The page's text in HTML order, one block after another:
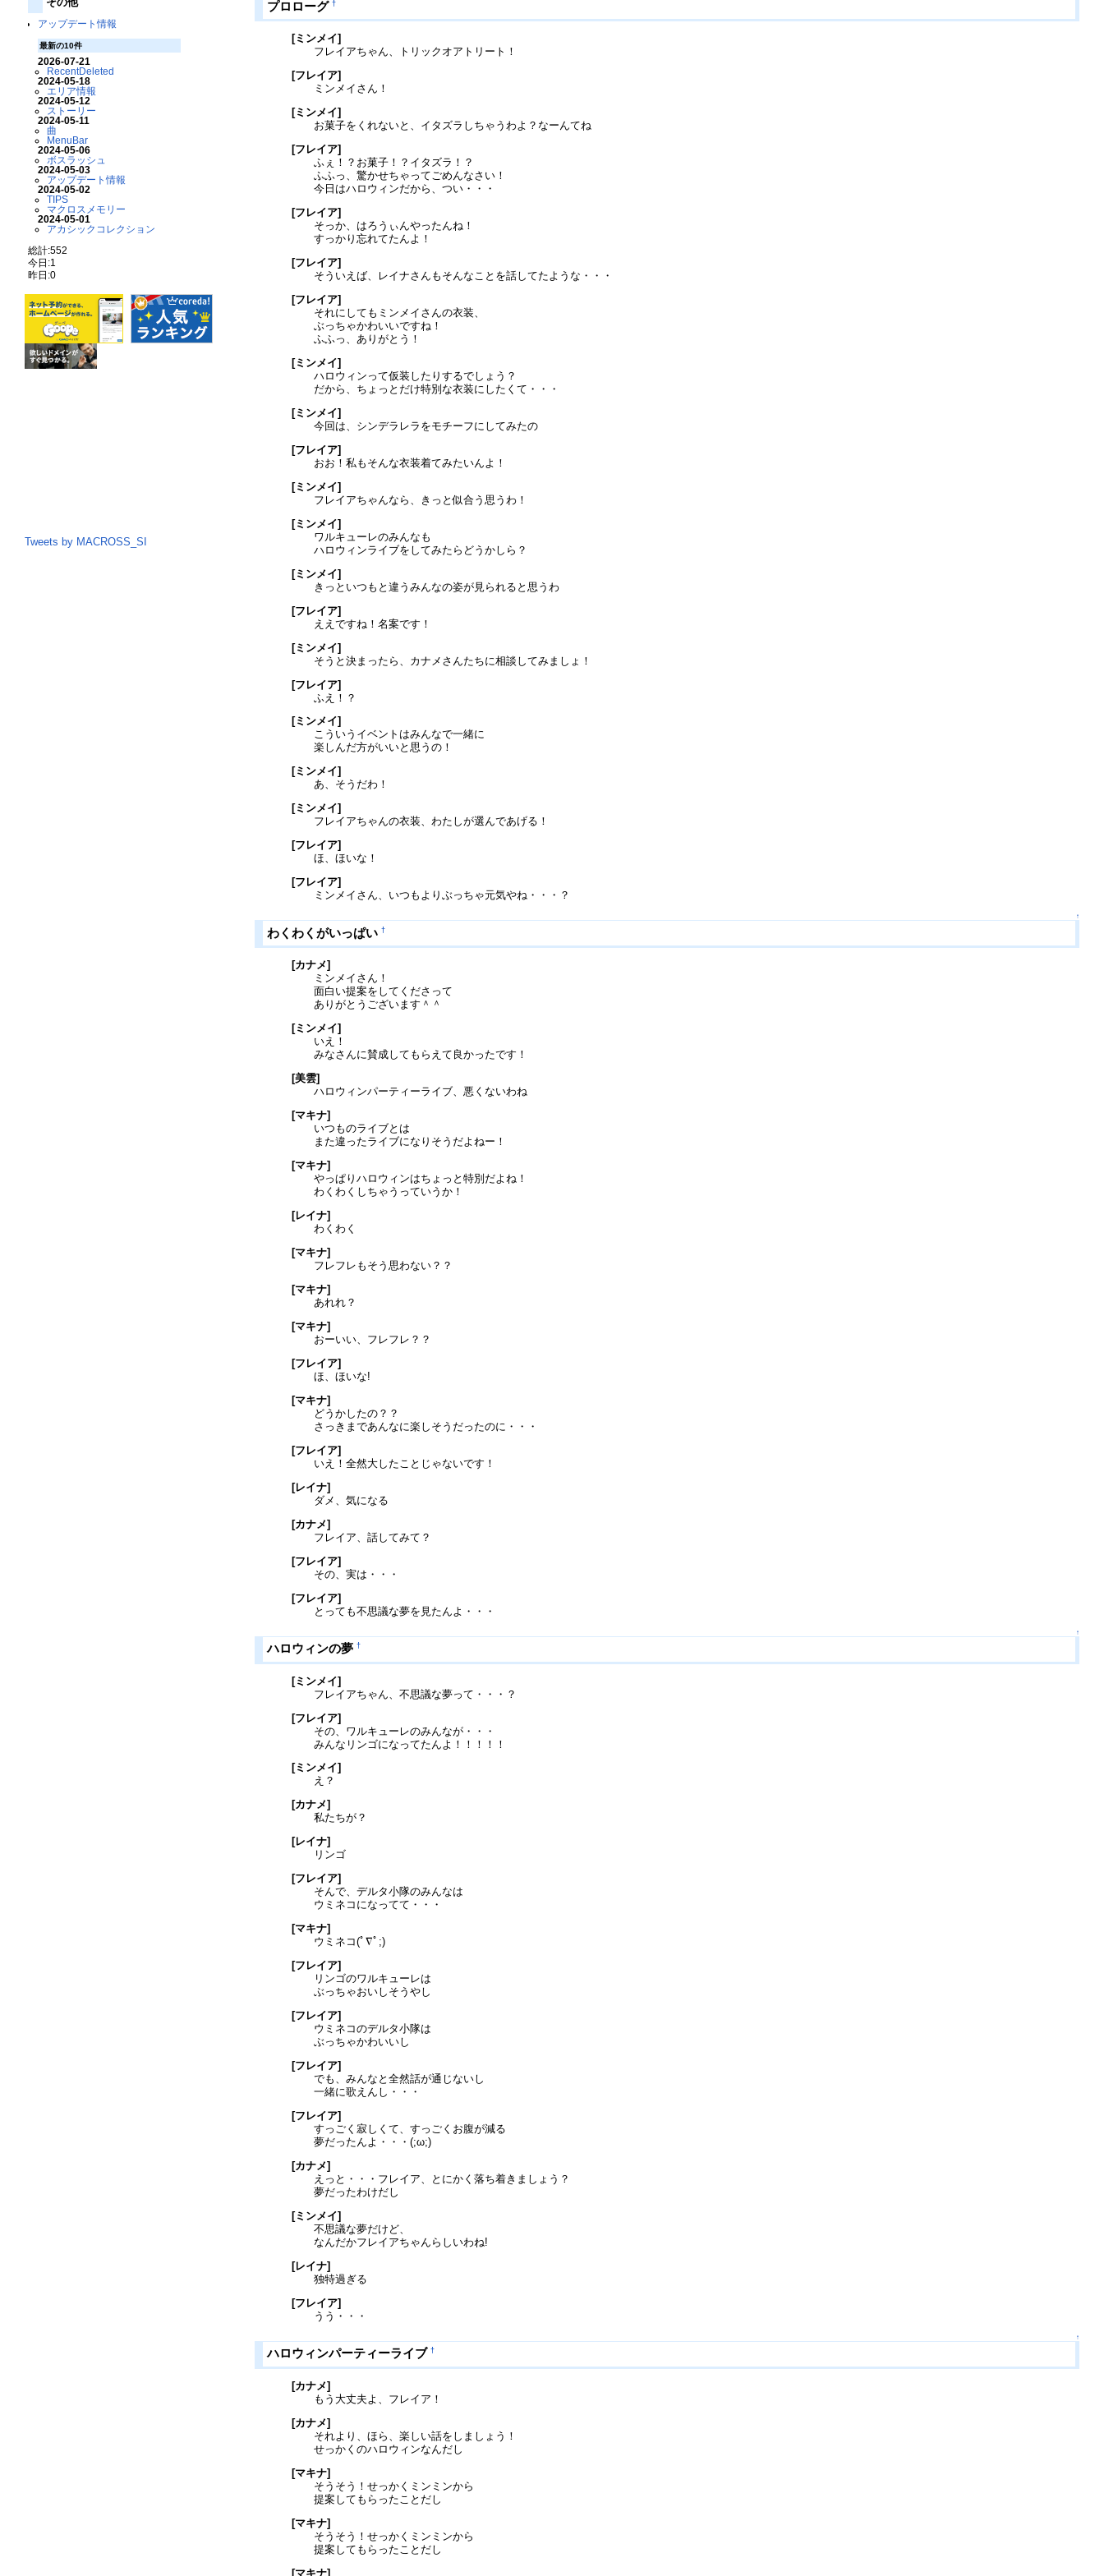
アップデート情報
最新の10件
2026-07-21
RecentDeleted
2024-05-18
エリア情報
2024-05-12
ストーリー
2024-05-11
曲
MenuBar
2024-05-06
ボスラッシュ
2024-05-03
アップデート情報
2024-05-02
TIPS
マクロスメモリー
2024-05-01
アカシックコレクション
総計:552
今日:1
昨日:0
Tweets by MACROSS_SI
プロローグ †
[ミンメイ]
フレイアちゃん、トリックオアトリート！
[フレイア]
ミンメイさん！
[ミンメイ]
お菓子をくれないと、イタズラしちゃうわよ？なーんてね
[フレイア]
ふぇ！？お菓子！？イタズラ！？
ふふっ、驚かせちゃってごめんなさい！
今日はハロウィンだから、つい・・・
[フレイア]
そっか、はろうぃんやったんね！
すっかり忘れてたんよ！
[フレイア]
そういえば、レイナさんもそんなことを話してたような・・・
[フレイア]
それにしてもミンメイさんの衣装、
ぶっちゃかわいいですね！
ふふっ、ありがとう！
[ミンメイ]
ハロウィンって仮装したりするでしょう？
だから、ちょっとだけ特別な衣装にしたくて・・・
[ミンメイ]
今回は、シンデラレラをモチーフにしてみたの
[フレイア]
おお！私もそんな衣装着てみたいんよ！
[ミンメイ]
フレイアちゃんなら、きっと似合う思うわ！
[ミンメイ]
ワルキューレのみんなも
ハロウィンライブをしてみたらどうかしら？
[ミンメイ]
きっといつもと違うみんなの姿が見られると思うわ
[フレイア]
ええですね！名案です！
[ミンメイ]
そうと決まったら、カナメさんたちに相談してみましょ！
[フレイア]
ふえ！？
[ミンメイ]
こういうイベントはみんなで一緒に
楽しんだ方がいいと思うの！
[ミンメイ]
あ、そうだわ！
[ミンメイ]
フレイアちゃんの衣装、わたしが選んであげる！
[フレイア]
ほ、ほいな！
[フレイア]
ミンメイさん、いつもよりぶっちゃ元気やね・・・？
↑
わくわくがいっぱい †
[カナメ]
ミンメイさん！
面白い提案をしてくださって
ありがとうございます＾＾
[ミンメイ]
いえ！
みなさんに賛成してもらえて良かったです！
[美雲]
ハロウィンパーティーライブ、悪くないわね
[マキナ]
いつものライブとは
また違ったライブになりそうだよねー！
[マキナ]
やっぱりハロウィンはちょっと特別だよね！
わくわくしちゃうっていうか！
[レイナ]
わくわく
[マキナ]
フレフレもそう思わない？？
[マキナ]
あれれ？
[マキナ]
おーいい、フレフレ？？
[フレイア]
ほ、ほいな!
[マキナ]
どうかしたの？？
さっきまであんなに楽しそうだったのに・・・
[フレイア]
いえ！全然大したことじゃないです！
[レイナ]
ダメ、気になる
[カナメ]
フレイア、話してみて？
[フレイア]
その、実は・・・
[フレイア]
とっても不思議な夢を見たんよ・・・
↑
ハロウィンの夢 †
[ミンメイ]
フレイアちゃん、不思議な夢って・・・？
[フレイア]
その、ワルキューレのみんなが・・・
みんなリンゴになってたんよ！！！！！
[ミンメイ]
え？
[カナメ]
私たちが？
[レイナ]
リンゴ
[フレイア]
そんで、デルタ小隊のみんなは
ウミネコになってて・・・
[マキナ]
ウミネコ(ﾟ∇ﾟ;)
[フレイア]
リンゴのワルキューレは
ぶっちゃおいしそうやし
[フレイア]
ウミネコのデルタ小隊は
ぶっちゃかわいいし
[フレイア]
でも、みんなと全然話が通じないし
一緒に歌えんし・・・
[フレイア]
すっごく寂しくて、すっごくお腹が減る
夢だったんよ・・・(;ω;)
[カナメ]
えっと・・・フレイア、とにかく落ち着きましょう？
夢だったわけだし
[ミンメイ]
不思議な夢だけど、
なんだかフレイアちゃんらしいわね!
[レイナ]
独特過ぎる
[フレイア]
うう・・・
↑
ハロウィンパーティーライブ †
[カナメ]
もう大丈夫よ、フレイア！
[カナメ]
それより、ほら、楽しい話をしましょう！
せっかくのハロウィンなんだし
[マキナ]
そうそう！せっかくミンミンから
提案してもらったことだし
[マキナ]
そうそう！せっかくミンミンから
提案してもらったことだし
[マキナ]